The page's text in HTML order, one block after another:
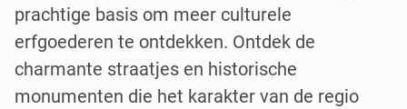
prachtige basis om meer culturele
erfgoederen te ontdekken. Ontdek de
charmante straatjes en historische
monumenten die het karakter van de regio